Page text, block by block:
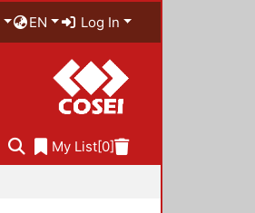
EN Log In
My List[0]